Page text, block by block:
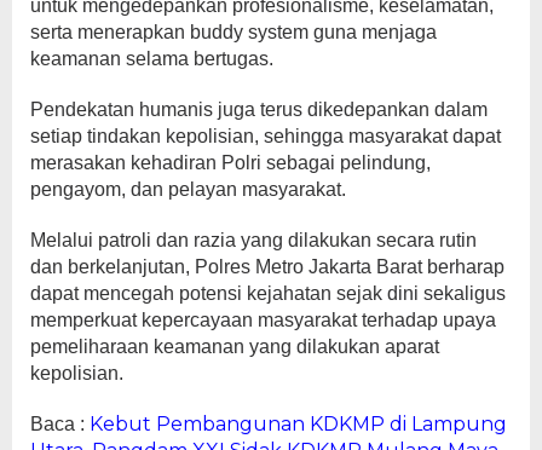
untuk mengedepankan profesionalisme, keselamatan,
serta menerapkan buddy system guna menjaga
keamanan selama bertugas.
Pendekatan humanis juga terus dikedepankan dalam
setiap tindakan kepolisian, sehingga masyarakat dapat
merasakan kehadiran Polri sebagai pelindung,
pengayom, dan pelayan masyarakat.
Melalui patroli dan razia yang dilakukan secara rutin
dan berkelanjutan, Polres Metro Jakarta Barat berharap
dapat mencegah potensi kejahatan sejak dini sekaligus
memperkuat kepercayaan masyarakat terhadap upaya
pemeliharaan keamanan yang dilakukan aparat
kepolisian.
Baca : Kebut Pembangunan KDKMP di Lampung